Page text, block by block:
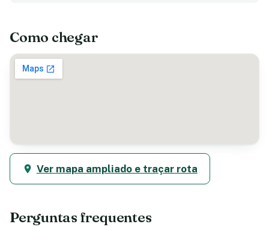
Como chegar
Ver mapa ampliado e traçar rota
Perguntas frequentes